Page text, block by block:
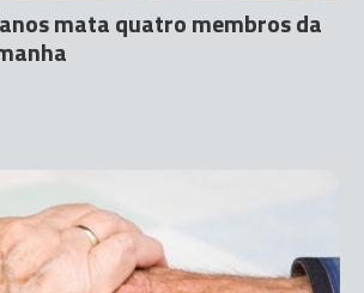
mata quatro membros da